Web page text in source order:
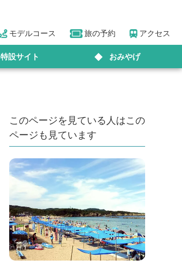
モデルコース 旅の予約 アクセス
特設サイト おみやげ
このページを見ている人はこの
ページも見ています